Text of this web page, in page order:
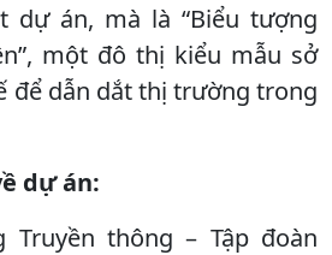
dự án, mà là “Biểu tượng
một đô thị kiểu mẫu sở
để dẫn dắt thị trường trong
dự án:
Truyền thông – Tập đoàn